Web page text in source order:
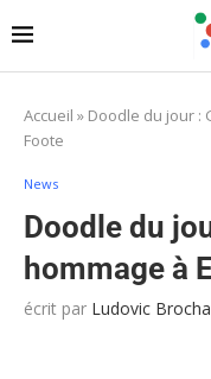
Accueil » Doodle du jour :
Foote
News
Doodle du
hommage à
écrit par Ludovic